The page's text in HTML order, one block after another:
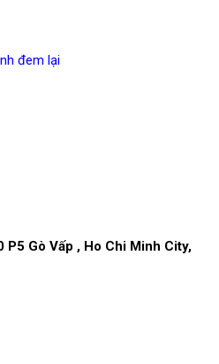
đem lại
Gò Vấp , Ho Chi Minh City,